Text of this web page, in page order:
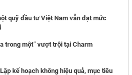
quỹ đầu tư Việt Nam vẫn đạt mức
trong một” vượt trội tại Charm
kế hoạch không hiệu quả, mục tiêu